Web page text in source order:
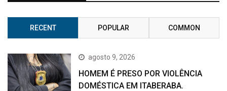
RECENT POPULAR COMMON
agosto 9, 2026
HOMEM É PRESO POR VIOLÊNCIA
DOMÉSTICA EM ITABERABA.